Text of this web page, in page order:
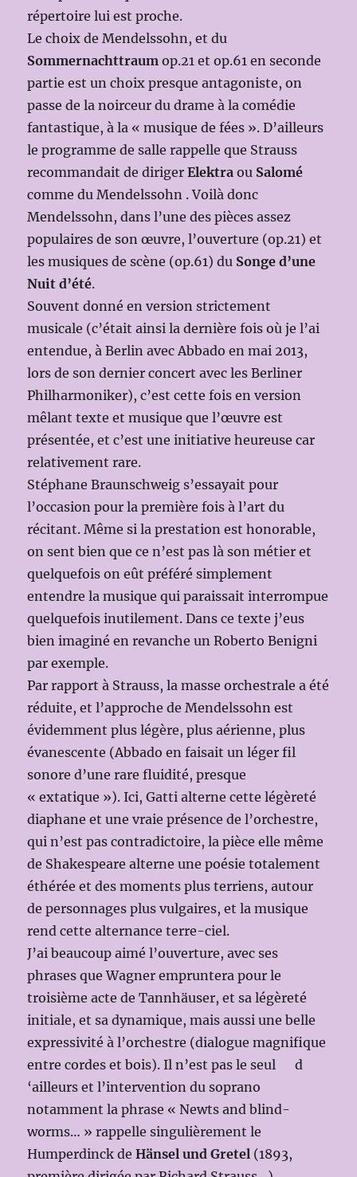
répertoire lui est proche.
Le choix de Mendelssohn, et du
Sommernachttraum op.21 et op.61 en seconde
partie est un choix presque antagoniste, on
passe de la noirceur du drame à la comédie
fantastique, à la « musique de fées ». D’ailleurs
le programme de salle rappelle que Strauss
recommandait de dirigerElektra ou Salomé
comme du Mendelssohn . Voilà donc
Mendelssohn, dans l’une des pièces assez
populaires de son œuvre, l’ouverture (op.21) et
les musiques de scène (op.61) du Songe d’une
Nuit d’été.
Souvent donné en version strictement
musicale (c’était ainsi la dernière fois où je l’ai
entendue, à Berlin avec Abbado en mai 2013,
lors de son dernier concert avec les Berliner
Philharmoniker), c’est cette fois en version
mêlant texte et musique que l’œuvre est
présentée, et c’est une initiative heureuse car
relativement rare.
Stéphane Braunschweig s’essayait pour
l’occasion pour la première fois à l’art du
récitant. Même si la prestation est honorable,
on sent bien que ce n’est pas là son métier et
quelquefois on eût préféré simplement
entendre la musique qui paraissait interrompue
quelquefois inutilement. Dans ce texte j’eus
bien imaginé en revanche un Roberto Benigni
par exemple.
Par rapport à Strauss, la masse orchestrale a été
réduite, et l’approche de Mendelssohn est
évidemment plus légère, plus aérienne, plus
évanescente (Abbado en faisait un léger fil
sonore d’une rare fluidité, presque
« extatique »). Ici, Gatti alterne cette légèreté
diaphane et une vraie présence de l’orchestre,
qui n’est pas contradictoire, la pièce elle même
de Shakespeare alterne une poésie totalement
éthérée et des moments plus terriens, autour
de personnages plus vulgaires, et la musique
rend cette alternance terre-ciel.
J’ai beaucoup aimé l’ouverture, avec ses
phrases que Wagner empruntera pour le
troisième acte de Tannhäuser, et sa légèreté
initiale, et sa dynamique, mais aussi une belle
expressivité à l’orchestre (dialogue magnifique
entre cordes et bois). Il n’est pas le seul d
‘ailleurs et l’intervention du soprano
notamment la phrase « Newts and blind-
worms… » rappelle singulièrement le
Humperdinck deHänsel und Gretel (1893,